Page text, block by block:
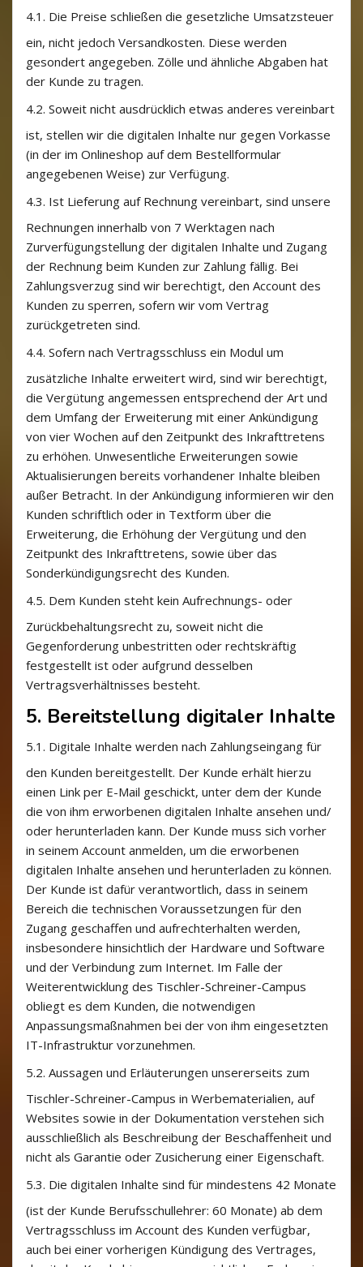
4.1. Die Preise schließen die gesetzliche Umsatzsteuer
ein, nicht jedoch Versandkosten. Diese werden
gesondert angegeben. Zölle und ähnliche Abgaben hat
der Kunde zu tragen.
4.2. Soweit nicht ausdrücklich etwas anderes vereinbart
ist, stellen wir die digitalen Inhalte nur gegen Vorkasse
(in der im Onlineshop auf dem Bestellformular
angegebenen Weise) zur Verfügung.
4.3. Ist Lieferung auf Rechnung vereinbart, sind unsere
Rechnungen innerhalb von 7 Werktagen nach
Zurverfügungstellung der digitalen Inhalte und Zugang
der Rechnung beim Kunden zur Zahlung fällig. Bei
Zahlungsverzug sind wir berechtigt, den Account des
Kunden zu sperren, sofern wir vom Vertrag
zurückgetreten sind.
4.4. Sofern nach Vertragsschluss ein Modul um
zusätzliche Inhalte erweitert wird, sind wir berechtigt,
die Vergütung angemessen entsprechend der Art und
dem Umfang der Erweiterung mit einer Ankündigung
von vier Wochen auf den Zeitpunkt des Inkrafttretens
zu erhöhen. Unwesentliche Erweiterungen sowie
Aktualisierungen bereits vorhandener Inhalte bleiben
außer Betracht. In der Ankündigung informieren wir den
Kunden schriftlich oder in Textform über die
Erweiterung, die Erhöhung der Vergütung und den
Zeitpunkt des Inkrafttretens, sowie über das
Sonderkündigungsrecht des Kunden.
4.5. Dem Kunden steht kein Aufrechnungs- oder
Zurückbehaltungsrecht zu, soweit nicht die
Gegenforderung unbestritten oder rechtskräftig
festgestellt ist oder aufgrund desselben
Vertragsverhältnisses besteht.
5. Bereitstellung digitaler Inhalte
5.1. Digitale Inhalte werden nach Zahlungseingang für
den Kunden bereitgestellt. Der Kunde erhält hierzu
einen Link per E-Mail geschickt, unter dem der Kunde
die von ihm erworbenen digitalen Inhalte ansehen und/
oder herunterladen kann. Der Kunde muss sich vorher
in seinem Account anmelden, um die erworbenen
digitalen Inhalte ansehen und herunterladen zu können.
Der Kunde ist dafür verantwortlich, dass in seinem
Bereich die technischen Voraussetzungen für den
Zugang geschaffen und aufrechterhalten werden,
insbesondere hinsichtlich der Hardware und Software
und der Verbindung zum Internet. Im Falle der
Weiterentwicklung des Tischler-Schreiner-Campus
obliegt es dem Kunden, die notwendigen
Anpassungsmaßnahmen bei der von ihm eingesetzten
IT-Infrastruktur vorzunehmen.
5.2. Aussagen und Erläuterungen unsererseits zum
Tischler-Schreiner-Campus in Werbematerialien, auf
Websites sowie in der Dokumentation verstehen sich
ausschließlich als Beschreibung der Beschaffenheit und
nicht als Garantie oder Zusicherung einer Eigenschaft.
5.3. Die digitalen Inhalte sind für mindestens 42 Monate
(ist der Kunde Berufsschullehrer: 60 Monate) ab dem
Vertragsschluss im Account des Kunden verfügbar,
auch bei einer vorherigen Kündigung des Vertrages,